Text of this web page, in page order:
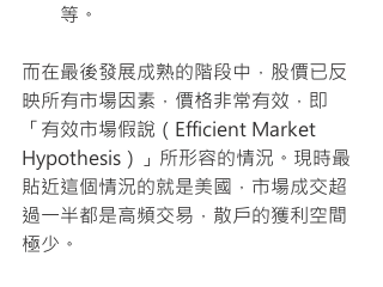
等。
而在最後發展成熟的階段中，股價已反
映所有市場因素，價格非常有效，即
「有效市場假說（Efficient Market
Hypothesis）」所形容的情況。現時最
貼近這個情況的就是美國，市場成交超
過一半都是高頻交易，散戶的獲利空間
極少。